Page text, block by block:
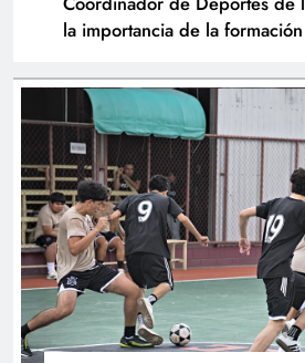
la importancia de la